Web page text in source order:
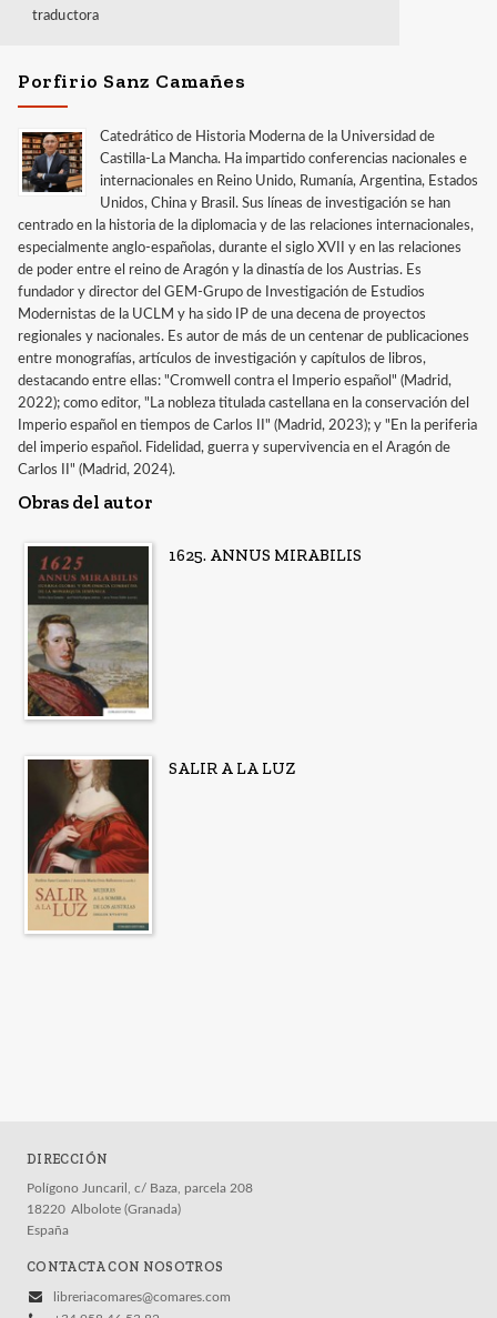
traductora
Porfirio Sanz Camañes
Catedrático de Historia Moderna de la Universidad de
Castilla-La Mancha. Ha impartido conferencias nacionales e
internacionales en Reino Unido, Rumanía, Argentina, Estados
Unidos, China y Brasil. Sus líneas de investigación se han
centrado en la historia de la diplomacia y de las relaciones internacionales,
especialmente anglo-españolas, durante el siglo XVII y en las relaciones
de poder entre el reino de Aragón y la dinastía de los Austrias. Es
fundador y director del GEM-Grupo de Investigación de Estudios
Modernistas de la UCLM y ha sido IP de una decena de proyectos
regionales y nacionales. Es autor de más de un centenar de publicaciones
entre monografías, artículos de investigación y capítulos de libros,
destacando entre ellas: "Cromwell contra el Imperio español" (Madrid,
2022); como editor, "La nobleza titulada castellana en la conservación del
Imperio español en tiempos de Carlos II" (Madrid, 2023); y "En la periferia
del imperio español. Fidelidad, guerra y supervivencia en el Aragón de
Carlos II" (Madrid, 2024).
Obras del autor
1625. ANNUS MIRABILIS
SALIR A LA LUZ
DIRECCIÓN
Polígono Juncaril, c/ Baza, parcela 208
18220 Albolote (Granada)
España
CONTACTA CON NOSOTROS
libreriacomares@comares.com